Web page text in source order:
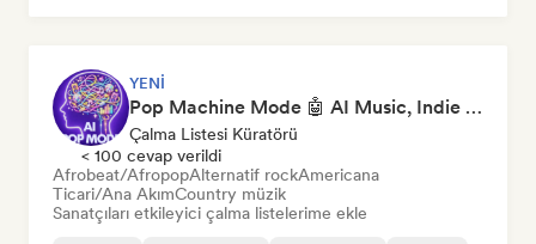
YENI
Pop Machine Mode 🤖 AI Music, Indie Pop & Dream Pop
Çalma Listesi Küratörü
< 100 cevap verildi
Afrobeat/AfropopAlternatif rockAmericana
Ticari/Ana AkımCountry müzik
Sanatçıları etkileyici çalma listelerime ekle